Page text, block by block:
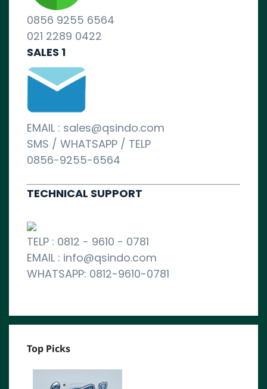
0856 9255 6564
021 2289 0422
SALES 1
EMAIL : sales@qsindo.com
SMS / WHATSAPP / TELP
0856-9255-6564
TECHNICAL SUPPORT
TELP : 0812 - 9610 - 0781
EMAIL : info@qsindo.com
WHATSAPP: 0812-9610-0781
Top Picks